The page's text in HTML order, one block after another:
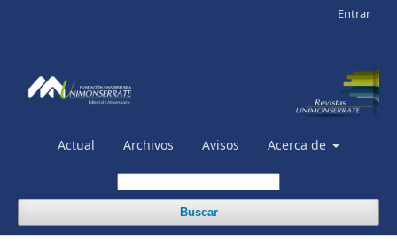
Actual Archivos Avisos Acerca de
Buscar
Entrar